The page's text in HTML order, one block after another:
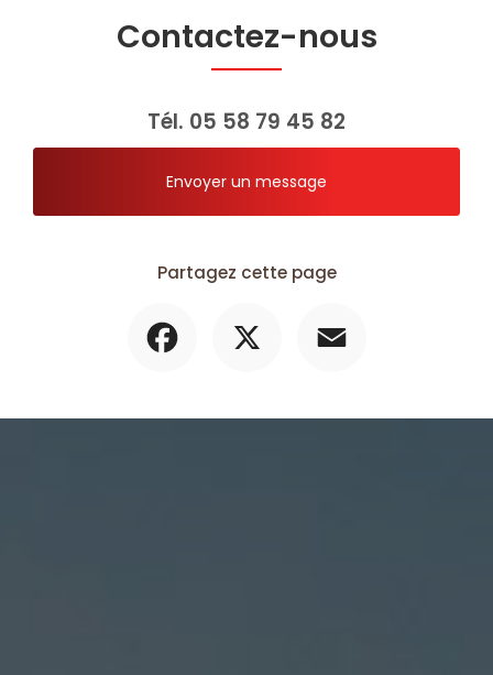
Contactez-nous
Tél. 05 58 79 45 82
Envoyer un message
Partagez cette page